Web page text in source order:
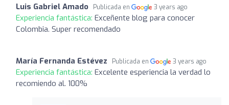
Luis Gabriel Amado Publicada en 3 years ago
Experiencia fantástica: Exceñente blog para conocer
Colombia. Super recomendado
María Fernanda Estévez Publicada en 3 years ago
Experiencia fantástica: Excelente esperiencia la verdad lo
recomiendo al. 100%